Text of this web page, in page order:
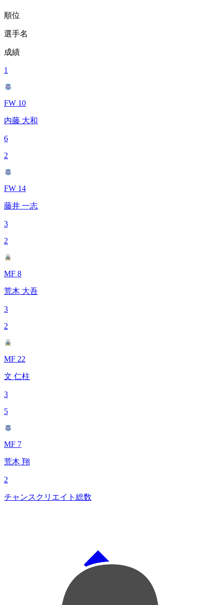
順位
選手名
成績
1
FW 10
内藤 大和
6
2
FW 14
藤井 一志
3
2
MF 8
荒木 大吾
3
2
MF 22
文 仁柱
3
5
MF 7
荒木 翔
2
チャンスクリエイト総数